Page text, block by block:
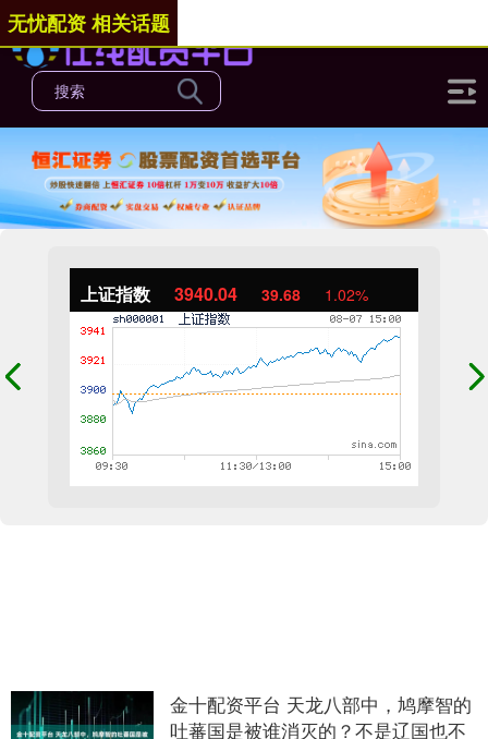
上证指数 3940.04 39.68 1.02%
无忧配资 相关话题
金十配资平台 天龙八部中，鸠摩智的
吐蕃国是被谁消灭的？不是辽国也不